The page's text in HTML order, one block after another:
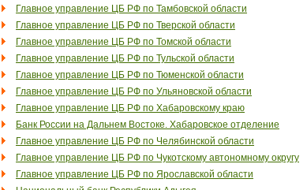
Главное управление ЦБ РФ по Тамбовской области
Главное управление ЦБ РФ по Тверской области
Главное управление ЦБ РФ по Томской области
Главное управление ЦБ РФ по Тульской области
Главное управление ЦБ РФ по Тюменской области
Главное управление ЦБ РФ по Ульяновской области
Главное управление ЦБ РФ по Хабаровскому краю
Банк России на Дальнем Востоке. Хабаровское отделение
Главное управление ЦБ РФ по Челябинской области
Главное управление ЦБ РФ по Чукотскому автономному округу
Главное управление ЦБ РФ по Ярославской области